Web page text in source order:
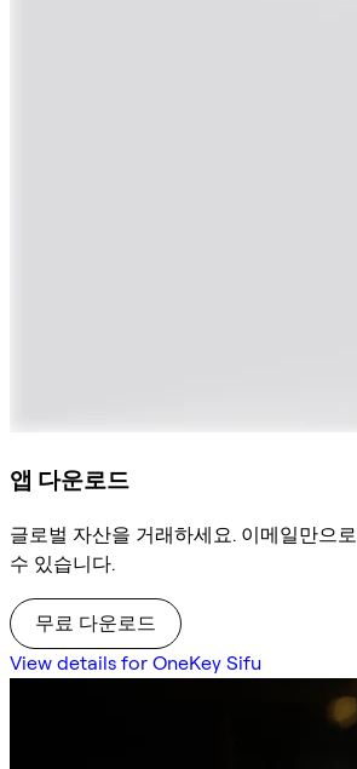
앱 다운로드
글로벌 자산을 거래하세요. 이메일만으
수 있습니다.
무료 다운로드
View details for OneKey Sifu